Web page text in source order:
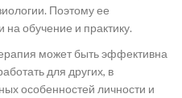
Поэтому ее
обучение и практику.
может быть эффективна
для других, в
особенностей личности и